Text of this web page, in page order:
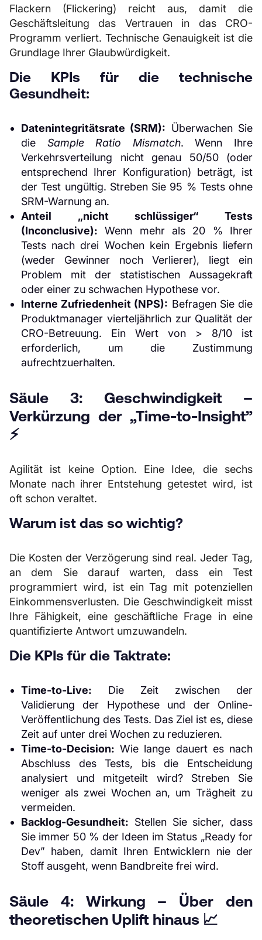
Flackern (Flickering) reicht aus, damit die
Geschäftsleitung das Vertrauen in das CRO-
Programm verliert. Technische Genauigkeit ist die
Grundlage Ihrer Glaubwürdigkeit.
Die KPIs für die technische
Gesundheit:
Datenintegritätsrate (SRM): Überwachen Sie
die Sample Ratio Mismatch. Wenn Ihre
Verkehrsverteilung nicht genau 50/50 (oder
entsprechend Ihrer Konfiguration) beträgt, ist
der Test ungültig. Streben Sie 95 % Tests ohne
SRM-Warnung an.
Anteil „nicht schlüssiger“ Tests
(Inconclusive): Wenn mehr als 20 % Ihrer
Tests nach drei Wochen kein Ergebnis liefern
(weder Gewinner noch Verlierer), liegt ein
Problem mit der statistischen Aussagekraft
oder einer zu schwachen Hypothese vor.
Interne Zufriedenheit (NPS): Befragen Sie die
Produktmanager vierteljährlich zur Qualität der
CRO-Betreuung. Ein Wert von > 8/10 ist
erforderlich, um die Zustimmung
aufrechtzuerhalten.
Säule 3: Geschwindigkeit –
Verkürzung der „Time-to-Insight”
⚡️
Agilität ist keine Option. Eine Idee, die sechs
Monate nach ihrer Entstehung getestet wird, ist
oft schon veraltet.
Warum ist das so wichtig?
Die Kosten der Verzögerung sind real. Jeder Tag,
an dem Sie darauf warten, dass ein Test
programmiert wird, ist ein Tag mit potenziellen
Einkommensverlusten. Die Geschwindigkeit misst
Ihre Fähigkeit, eine geschäftliche Frage in eine
quantifizierte Antwort umzuwandeln.
Die KPIs für die Taktrate:
Time-to-Live: Die Zeit zwischen der
Validierung der Hypothese und der Online-
Veröffentlichung des Tests. Das Ziel ist es, diese
Zeit auf unter drei Wochen zu reduzieren.
Time-to-Decision: Wie lange dauert es nach
Abschluss des Tests, bis die Entscheidung
analysiert und mitgeteilt wird? Streben Sie
weniger als zwei Wochen an, um Trägheit zu
vermeiden.
Backlog-Gesundheit: Stellen Sie sicher, dass
Sie immer 50 % der Ideen im Status „Ready for
Dev” haben, damit Ihren Entwicklern nie der
Stoff ausgeht, wenn Bandbreite frei wird.
Säule 4: Wirkung – Über den
theoretischen Uplift hinaus 📈